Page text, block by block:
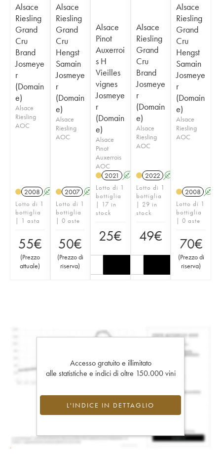
Alsace
Riesling
Grand
Cru
Brand
Josmeye
r
(Domain
e)
Alsace
Riesling
AOC
2008 A
Lotto di 1
bottiglia
| 1 asta
55€
(Prezzo
attuale)
Alsace
Riesling
Grand
Cru
Hengst
Samain
Josmeye
r
(Domain
e)
Alsace
Riesling
AOC
2007 A
Lotto di 1
bottiglia
| 0 aste
50€
(Prezzo di
riserva)
Alsace
Pinot
Auxerroi
s H
Vieilles
vignes
Josmeye
r
(Domain
e)
Alsace
Pinot
Auxerrois
AOC
2021
A
Lotto di 1
bottiglia
| 17 in
stock
25€
Alsace
Riesling
Grand
Cru
Brand
Josmeye
r
(Domain
e)
Alsace
Riesling
AOC
2022 A
Lotto di 1
bottiglia
| 29 in
stock
49€
Alsace
Riesling
Grand
Cru
Hengst
Samain
Josmeye
r
(Domain
e)
Alsace
Riesling
AOC
2008 A
Lotto di 1
bottiglia
| 0 aste
70€
(Prezzo di
riserva)
Accesso gratuito e illimitato
alle statistiche e indici di oltre 150.000 vini
L'INDICE IN DETTAGLIO